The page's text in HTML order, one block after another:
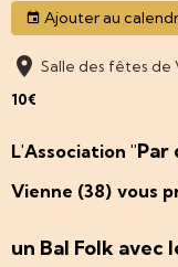
Ajouter au
Salle des fêtes de
10€
L'Association "Par
Vienne (38) vous
un Bal Folk avec